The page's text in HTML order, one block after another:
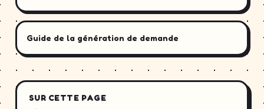
Guide de la génération de demande
SUR CETTE PAGE